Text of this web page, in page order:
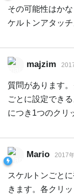
その可能性はか
ケルトンアタッ
majzim
質問があります
ごとに設定でき
につき1つのクリ
Mario 2017
スケルトンごと
きます。各クリ